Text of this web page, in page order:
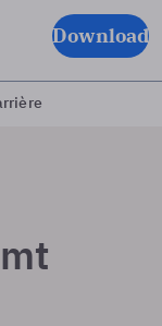
Download